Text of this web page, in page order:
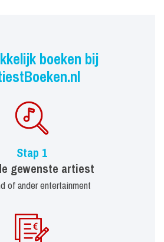
boeken bij
Stap 1
gewenste artiest
of ander entertainment